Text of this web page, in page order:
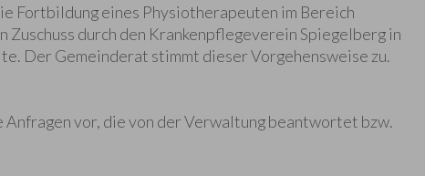
Fortbildung eines Physiotherapeuten im Bereich
Zuschuss durch den Krankenpflegeverein Spiegelberg in
Der Gemeinderat stimmt dieser Vorgehensweise zu.
vor, die von der Verwaltung beantwortet bzw.